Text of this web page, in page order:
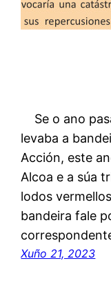
Se o ano
levaba a
Acción, este
Alcoa e a súa
lodos
bandeira fale
Xuño 21, 2023